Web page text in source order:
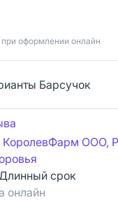
оформлении онлайн
Барсучок
КоролевФарм ООО,
Длинный срок
онлайн